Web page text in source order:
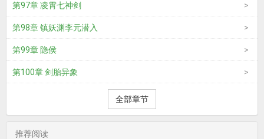
第97章 凌霄七神剑
第98章 镇妖渊李元潜入
第99章 隐侯
第100章 剑胎异象
全部章节
推荐阅读